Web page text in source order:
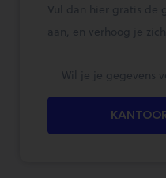
Vul dan hier gratis de
aan, en verhoog je
Wil je je gegevens